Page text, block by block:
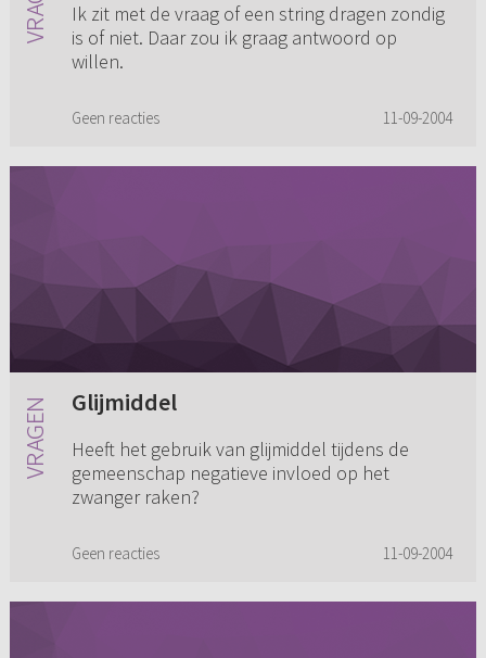
Ik zit met de vraag of een string dragen zondig
is of niet. Daar zou ik graag antwoord op
willen.
Geen reacties 11-09-2004
Glijmiddel
Heeft het gebruik van glijmiddel tijdens de
gemeenschap negatieve invloed op het
zwanger raken?
Geen reacties 11-09-2004